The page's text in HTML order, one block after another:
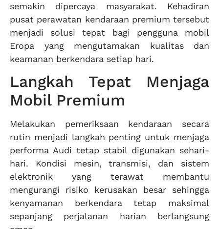
semakin dipercaya masyarakat. Kehadiran
pusat perawatan kendaraan premium tersebut
menjadi solusi tepat bagi pengguna mobil
Eropa yang mengutamakan kualitas dan
keamanan berkendara setiap hari.
Langkah Tepat Menjaga
Mobil Premium
Melakukan pemeriksaan kendaraan secara
rutin menjadi langkah penting untuk menjaga
performa Audi tetap stabil digunakan sehari-
hari. Kondisi mesin, transmisi, dan sistem
elektronik yang terawat membantu
mengurangi risiko kerusakan besar sehingga
kenyamanan berkendara tetap maksimal
sepanjang perjalanan harian berlangsung